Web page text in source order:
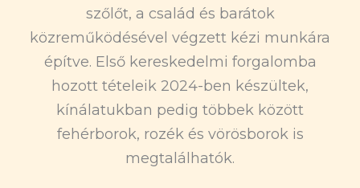
szőlőt, a család és barátok
közreműködésével végzett kézi munkára
építve. Első kereskedelmi forgalomba
hozott tételeik 2024-ben készültek,
kínálatukban pedig többek között
fehérborok, rozék és vörösborok is
megtalálhatók.